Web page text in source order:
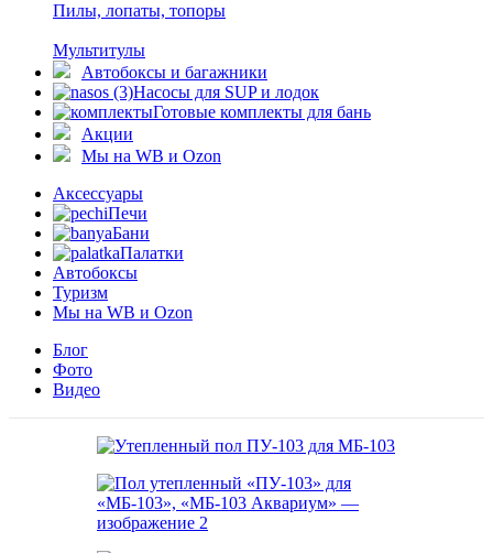
Пилы, лопаты, топоры
Мультитулы
Автобоксы и багажники
Насосы для SUP и лодок
Готовые комплекты для бань
Акции
Мы на WB и Ozon
Аксессуары
Печи
Бани
Палатки
Автобоксы
Туризм
Мы на WB и Ozon
Блог
Фото
Видео